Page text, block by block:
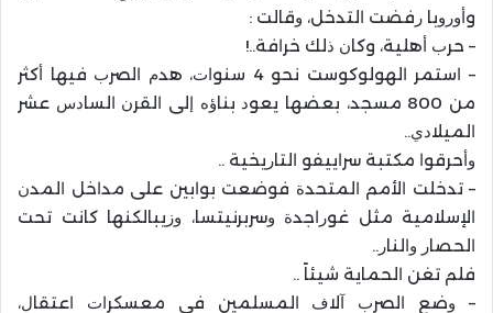
وﺃﻭﺭﻭﺑﺎ ﺭﻓﻀﺖ ﺍﻟﺘﺪﺧﻞ، ﻭﻗﺎﻟﺖ :
– ﺣﺮﺏ ﺃﻫﻠﻴﺔ، وﻛﺎﻥ ﺫﻟﻚ ﺧﺮﺍﻓﺔ..!
– ﺍﺳﺘﻤﺮ ﺍﻟﻬﻮﻟﻮﻛﻮﺳﺖ ﻧﺤﻮ 4 ﺳﻨﻮﺍﺕ، ﻫﺪﻡ ﺍﻟﺼﺮﺏ ﻓﻴﻬﺎ ﺃﻛﺜﺮ
ﻣﻦ 800 ﻣﺴﺠﺪ، ﺑﻌﻀﻬﺎ ﻳﻌﻮﺩ ﺑﻨﺎﺅﻩ ﺇﻟﻰ ﺍﻟﻘﺮﻥ ﺍﻟﺴﺎﺩﺱ ﻋﺸﺮ
ﺍﻟﻤﻴﻼﺩﻱ..
ﻭﺃﺣﺮﻗﻮﺍ ﻣﻜﺘﺒﺔ ﺳﺮﺍﻳﻴﻔﻮ ﺍﻟﺘﺎﺭﻳﺨﻴﺔ ..
– ﺗﺪﺧﻠﺖ ﺍﻷﻣﻢ ﺍﻟﻤﺘﺤﺪﺓ ﻓﻮﺿﻌﺖ ﺑﻮﺍﺑﻴﻦ ﻋﻠﻰ ﻣﺪﺍﺧﻞ ﺍﻟﻤﺪﻥ
ﺍﻹﺳﻼﻣﻴﺔ ﻣﺜﻞ ﻏﻮﺭﺍﺟﺪﺓ ﻭﺳﺮﺑﺮﻧﻴﺘﺴﺎ، ﻭﺯﻳﺒﺎﻟﻜﻨﻬﺎ ﻛﺎﻧﺖ ﺗﺤﺖ
ﺍﻟﺤﺼﺎﺭ ﻭﺍﻟﻨﺎﺭ..
ﻓﻠﻢ ﺗﻐﻦ ﺍﻟﺤﻤﺎﻳﺔ ﺷﻴﺌﺎً ..
– ﻭﺿﻊ ﺍﻟﺼﺮﺏ ﺁﻻﻑ ﺍﻟﻤﺴﻠﻤﻴﻦ ﻓﻲ ﻣﻌﺴﻜﺮﺍﺕ ﺍﻋﺘﻘﺎﻝ،